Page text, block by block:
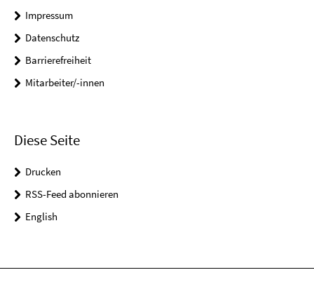
Impressum
Datenschutz
Barrierefreiheit
Mitarbeiter/-innen
Diese Seite
Drucken
RSS-Feed abonnieren
English